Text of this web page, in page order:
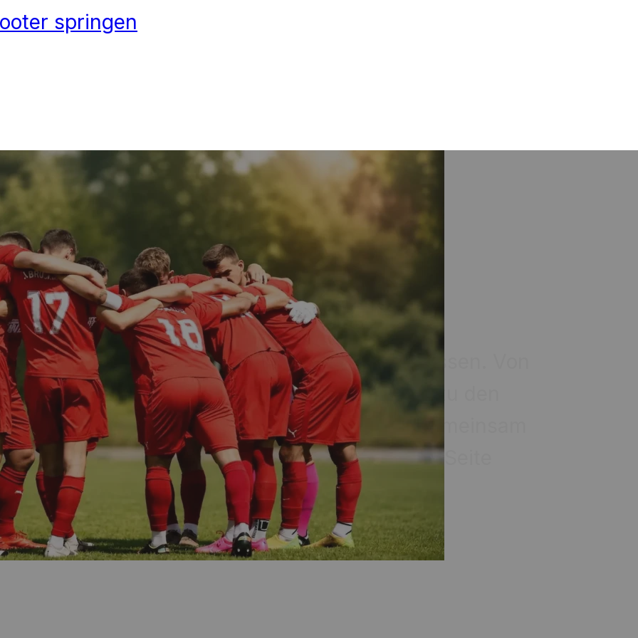
springen
BIS ZU
und die teilen wir mit Spielern aller Altersklassen. Von
Bambinis über unsere Jugendteams bis hin zu den
und der Spaß am Spiel im Mittelpunkt. Gemeinsam
gemeinsam Erfolge feiern. Erfahre auf dieser Seite
werden